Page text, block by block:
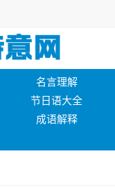
名言理解
节日语大全
成语解释